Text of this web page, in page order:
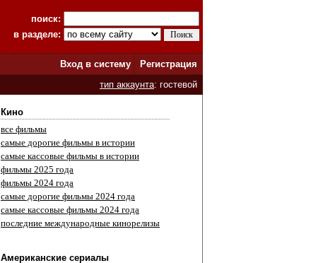
поиск:
в разделе:
Вход в систему
Регистрация
тип аккаунта: гостевой
Кино
все фильмы
самые дорогие фильмы в истории
самые кассовые фильмы в истории
фильмы 2025 года
фильмы 2024 года
самые дорогие фильмы 2024 года
самые кассовые фильмы 2024 года
последние международные кинорелизы
Американские сериалы